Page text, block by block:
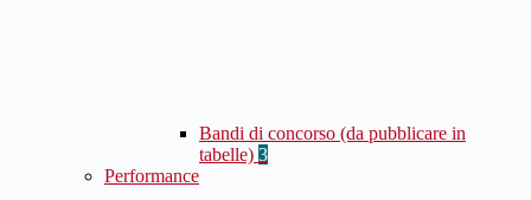
Bandi di concorso (da pubblicare in
tabelle) 3
Performance